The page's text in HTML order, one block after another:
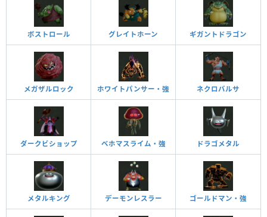
ボストロール グレイトホーン ギガントドラゴン
メガザルロック ホワイトパンサー・強 ネクロバルサ
ダークビショップ ベホマスライム・強 ドラゴメタル
メタルキング デーモンレスラー ゴールドマン・強